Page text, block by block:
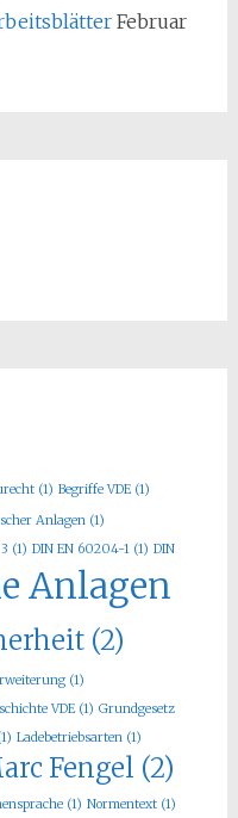
Februar
(1) Begriffe VDE(1)
Anlagen(1)
(1) DIN EN 60204-1(1) DIN
Anlagen
(2)
(1)
VDE(1) Grundgesetz
Ladebetriebsarten(1)
Fengel (2)
(1) Normentext(1)